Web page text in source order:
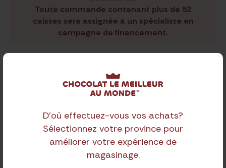
D'où effectuez-vous vos achats?
Sélectionnez votre province pour
améliorer votre expérience de
magasinage.
Toute commande contenant plus de 52
caisses sera assignée à un spécialiste en
campagne de financement.